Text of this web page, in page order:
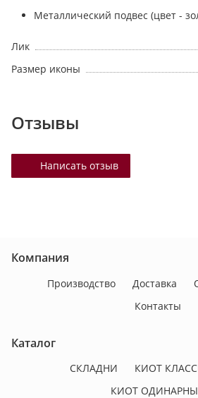
Металлический подвес (цвет -
Лик
Размер иконы
Отзывы
Написать отзыв
Компания
Производство Доставка
Контакты
Каталог
СКЛАДНИ
КИОТ
КИОТ